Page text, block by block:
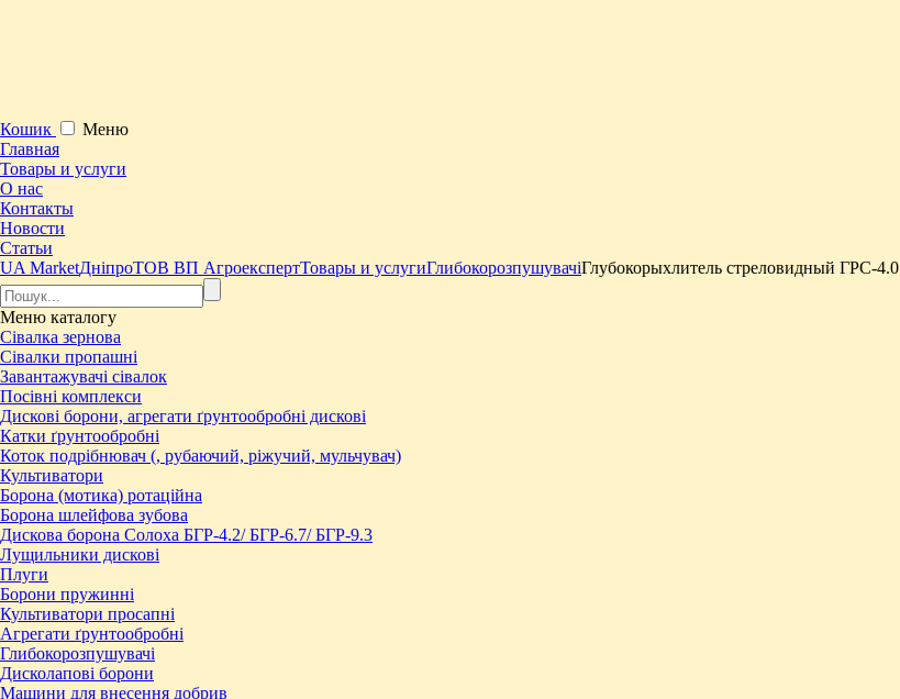
Кошик
Меню
Главная
Товары и услуги
О нас
Контакты
Новости
Статьи
UA MarketДніпроТОВ ВП АгроекспертТовары и услугиГлибокорозпушувачіГлубокорыхлитель стреловидный ГРC-4.0
Меню каталогу
Сівалка зернова
Сівалки пропашні
Завантажувачі сівалок
Посівні комплекси
Дискові борони, агрегати ґрунтообробні дискові
Катки ґрунтообробні
Коток подрібнювач (, рубаючий, ріжучий, мульчувач)
Культиватори
Борона (мотика) ротаційна
Борона шлейфова зубова
Дискова борона Солоха БГР-4.2/ БГР-6.7/ БГР-9.3
Лущильники дискові
Плуги
Борони пружинні
Культиватори просапні
Агрегати ґрунтообробні
Глибокорозпушувачі
Дисколапові борони
Машини для внесення добрив